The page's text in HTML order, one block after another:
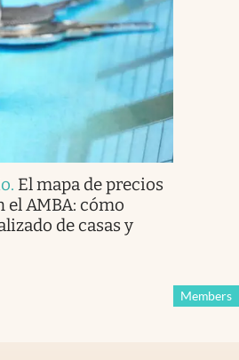
. El mapa de precios
el AMBA: cómo
de casas y
Members